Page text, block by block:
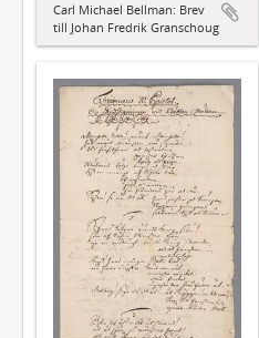
Carl Michael Bellman: Brev
till Johan Fredrik Granschoug